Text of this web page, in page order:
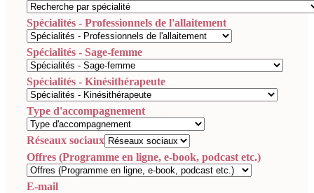
Spécialités - Professionnels de l'allaitement
Spécialités - Sage-femme
Spécialités - Kinésithérapeute
Type d'accompagnement
Réseaux sociaux
Offres (Programme en ligne, e-book, podcast etc.)
E-mail